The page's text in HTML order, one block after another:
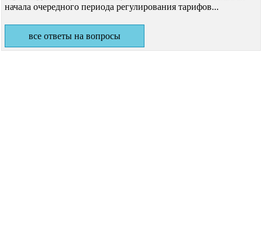
начала очередного периода регулирования тарифов...
все ответы на вопросы